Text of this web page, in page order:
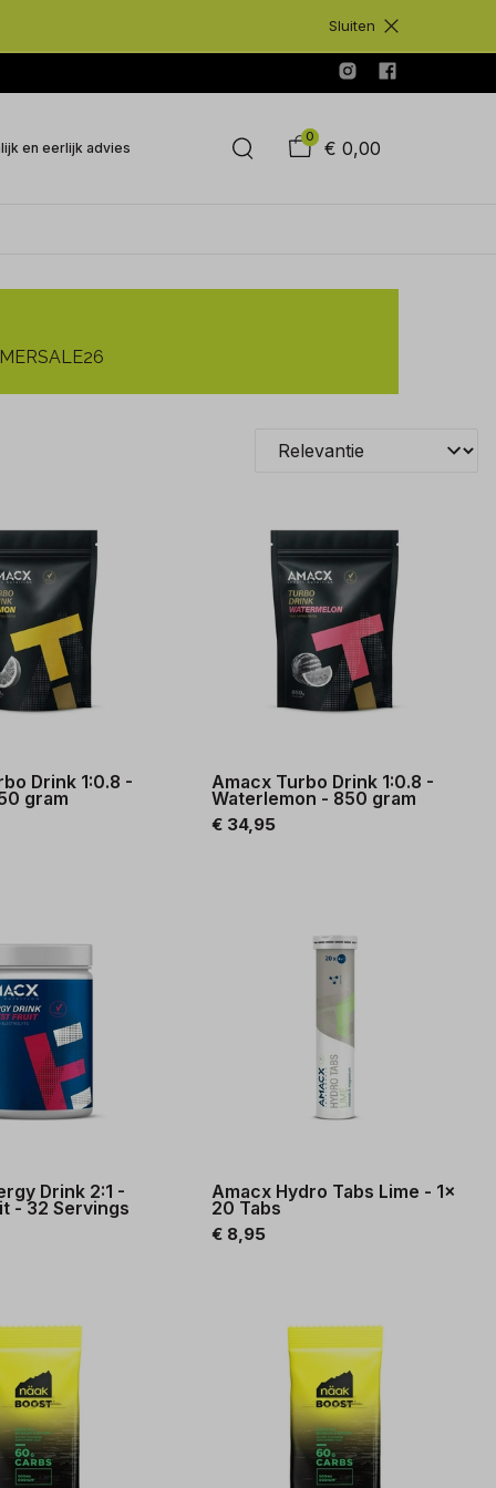
Sluiten
en eerlijk advies
0
€ 0,00
Drink 1:0.8 -
gram
Amacx Turbo Drink 1:0.8 -
Waterlemon - 850 gram
€ 34,95
Drink 2:1 -
- 32 Servings
Amacx Hydro Tabs Lime - 1x
20 Tabs
€ 8,95